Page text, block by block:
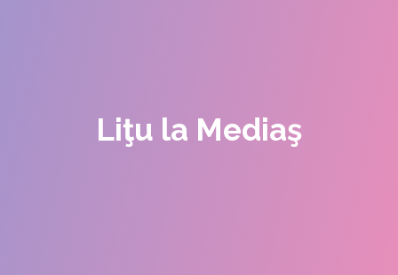
Liţu la Mediaş